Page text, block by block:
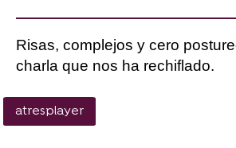
Risas, complejos y cero
charla que nos ha rechiflado.
atresplayer